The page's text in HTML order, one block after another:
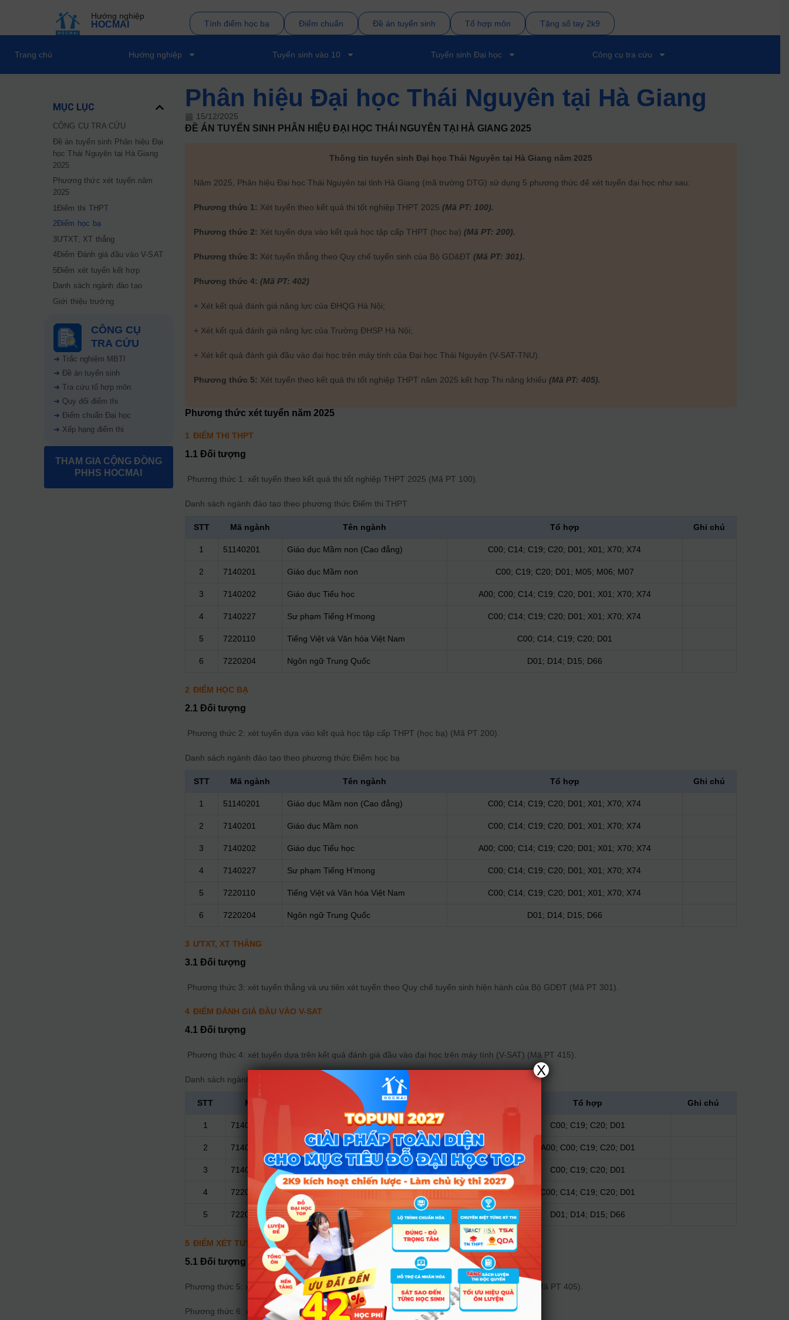
Hướng nghiệp
HOCMAI Tính điểm học bạ Điểm chuẩn Đề án tuyển sinh Tổ hợp môn Tặng sổ tay 2k9
Trang chủ Hướng nghiệp Tuyển sinh vào 10 Tuyển sinh Đại học Công cụ tra cứu
MỤC LỤC
CÔNG CỤ TRA CỨU
Đề án tuyển sinh Phân hiệu Đại
học Thái Nguyên tại Hà Giang
2025
Phương thức xét tuyển năm
2025
1Điểm thi THPT
2Điểm học bạ
3ƯTXT, XT thẳng
4Điểm Đánh giá đầu vào V-SAT
5Điểm xét tuyển kết hợp
Danh sách ngành đào tạo
Giới thiệu trường
CÔNG CỤ
TRA CỨU
➜ Trắc nghiệm MBTI
➜ Đề án tuyển sinh
➜ Tra cứu tổ hợp môn
➜ Quy đổi điểm thi
➜ Điểm chuẩn Đại học
➜ Xếp hạng điểm thi
THAM GIA CỘNG ĐỒNG
PHHS HOCMAI
Phân hiệu Đại học Thái Nguyên tại Hà Giang
15/12/2025
ĐỀ ÁN TUYỂN SINH PHÂN HIỆU ĐẠI HỌC THÁI NGUYÊN TẠI HÀ GIANG 2025
Thông tin tuyển sinh Đại học Thái Nguyên tại Hà Giang năm 2025
Năm 2025, Phân hiệu Đại học Thái Nguyên tại tỉnh Hà Giang (mã trường DTG) sử dụng 5 phương thức để xét tuyển đại học như sau:
Phương thức 1: Xét tuyển theo kết quả thi tốt nghiệp THPT 2025 (Mã PT: 100).
Phương thức 2: Xét tuyển dựa vào kết quả học tập cấp THPT (học bạ) (Mã PT: 200).
Phương thức 3: Xét tuyển thẳng theo Quy chế tuyển sinh của Bộ GD&ĐT (Mã PT: 301).
Phương thức 4: (Mã PT: 402)
+ Xét kết quả đánh giá năng lực của ĐHQG Hà Nội;
+ Xét kểt quả đánh giá năng lực của Trường ĐHSP Hà Nội;
+ Xét kết quả đánh giá đầu vào đại học trên máy tính của Đại học Thái Nguyên (V-SAT-TNU).
Phương thức 5: Xét tuyển theo kết quả thi tốt nghiệp THPT năm 2025 kết hợp Thi năng khiếu (Mã PT: 405).
Phương thức xét tuyển năm 2025
1 ĐIỂM THI THPT
1.1 Đối tượng
Phương thức 1: xết tuyển theo kết quả thi tốt nghiệp THPT 2025 (Mã PT 100).
Danh sách ngành đào tạo theo phương thức Điểm thi THPT
STT Mã ngành Tên ngành Tổ hợp Ghi chú
1 51140201 Giáo dục Mầm non (Cao đẳng) C00; C14; C19; C20; D01; X01; X70; X74
2 7140201 Giáo dục Mầm non C00; C19; C20; D01; M05; M06; M07
3 7140202 Giáo dục Tiểu học A00; C00; C14; C19; C20; D01; X01; X70; X74
4 7140227 Sư phạm Tiếng H’mong C00; C14; C19; C20; D01; X01; X70; X74
5 7220110 Tiếng Việt và Văn hóa Việt Nam C00; C14; C19; C20; D01
6 7220204 Ngôn ngữ Trung Quốc D01; D14; D15; D66
2 ĐIỂM HỌC BẠ
2.1 Đối tượng
Phương thức 2: xét tuyển dựa vào kết quả học tập cấp THPT (học bạ) (Mã PT 200).
Danh sách ngành đào tạo theo phương thức Điểm học bạ
STT Mã ngành Tên ngành Tổ hợp Ghi chú
1 51140201 Giáo dục Mầm non (Cao đẳng) C00; C14; C19; C20; D01; X01; X70; X74
2 7140201 Giáo dục Mầm non C00; C14; C19; C20; D01; X01; X70; X74
3 7140202 Giáo dục Tiểu học A00; C00; C14; C19; C20; D01; X01; X70; X74
4 7140227 Sư phạm Tiếng H’mong C00; C14; C19; C20; D01; X01; X70; X74
5 7220110 Tiếng Việt và Văn hóa Việt Nam C00; C14; C19; C20; D01; X01; X70; X74
6 7220204 Ngôn ngữ Trung Quốc D01; D14; D15; D66
3 ƯTXT, XT THẲNG
3.1 Đối tượng
Phương thức 3: xét tuyển thẳng và ưu tiên xét tuyển theo Quy chế tuyển sinh hiện hành của Bộ GDĐT (Mã PТ 301).
4 ĐIỂM ĐÁNH GIÁ ĐẦU VÀO V-SAT
4.1 Đối tượng
Phương thức 4: xét tuyển dựa trên kết quả đánh giá đầu vào đại học trên máy tính (V-SAT) (Mā PТ 415).
Danh sách ngành đào tạo theo phương thức Điểm Đánh giá đầu vào V-SAT
STT Mã ngành Tên ngành Tổ hợp Ghi chú
1 7140201 Giáo dục Mầm non C00; C19; C20; D01
2 7140202 Giáo dục Tiểu học A00; C00; C19; C20; D01
3 7140227 Sư phạm Tiếng H’mong C00; C19; C20; D01
4 7220110 Tiếng Việt và Văn hóa Việt Nam C00; C14; C19; C20; D01
5 7220204 Ngôn ngữ Trung Quốc D01; D14; D15; D66
5 ĐIỂM XÉT TUYỂN KẾT HỢP
5.1 Đối tượng
Phương thức 5: xét tuyển giữa kết quả thi tốt nghiệp THPT năm 2025 với điểm thi năng khiếu (Mã PT 405).
Phương thức 6: xét tuyển giữa kết quả học tập cấp THPT với điểm thi năng khiếu (Mã PT 406).
X